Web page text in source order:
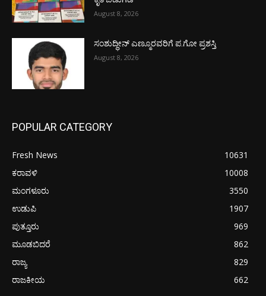
August 8, 2026
ಸಂಶುದ್ಧೀನ್ ಎಣ್ಮೂರವರಿಗೆ ಪ.ಗೋ ಪ್ರಶಸ್ತಿ
August 8, 2026
POPULAR CATEGORY
Fresh News
10631
ಕರಾವಳಿ
10008
ಮಂಗಳೂರು
3550
ಉಡುಪಿ
1907
ಪುತ್ತೂರು
969
ಮೂಡಬಿದರೆ
862
ರಾಜ್ಯ
829
ರಾಜಕೀಯ
662